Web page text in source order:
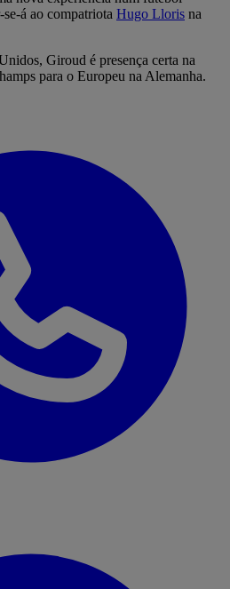
á ao compatriota Hugo Lloris na
Giroud é presença certa na
para o Europeu na Alemanha.